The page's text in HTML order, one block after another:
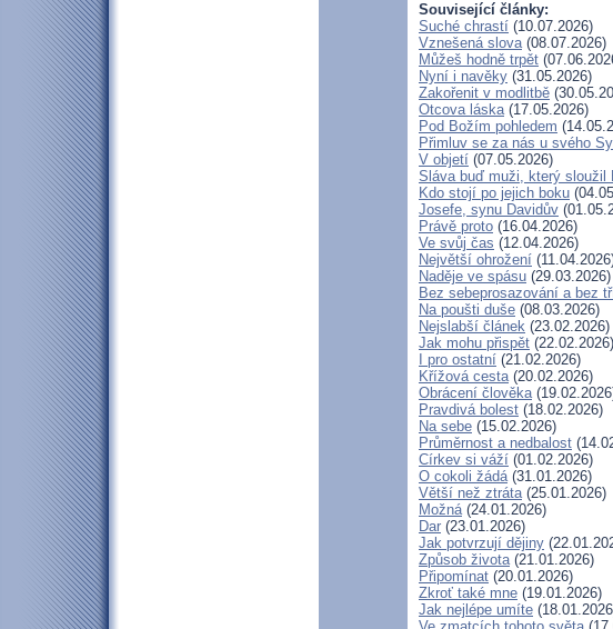
Související články:
Suché chrastí (10.07.2026)
Vznešená slova(08.07.2026)
Můžeš hodně trpět
Nyní i navěky (31.05.2026)
Zakořenit v modlitbě
Otcova láska(17.05.2026)
Pod Božím pohledem
Přimluv se za nás u svého
V objetí (07.05.2026)
Sláva buď muži, který sloužil
Kdo stojí po jejich boku
Josefe, synu Davidův
Právě proto (16.04.2026)
Ve svůj čas (12.04.2026)
Největší ohrožení
Naděje ve spásu (29.03.2026)
Bez sebeprosazování a bez
Na poušti duše (08.03.2026)
Nejslabší článek (23.02.2026)
Jak mohu přispět (22.02.2026)
I pro ostatní (21.02.2026)
Křížová cesta(20.02.2026)
Obrácení člověka
Pravdivá bolest (18.02.2026)
Na sebe (15.02.2026)
Průměrnost a nedbalost
Církev si váží (01.02.2026)
O cokoli žádá(31.01.2026)
Větší než ztráta(25.01.2026)
Možná(24.01.2026)
Dar (23.01.2026)
Jak potvrzují dějiny
Způsob života(21.01.2026)
Připomínat (20.01.2026)
Zkroť také mne (19.01.2026)
Jak nejlépe umíte